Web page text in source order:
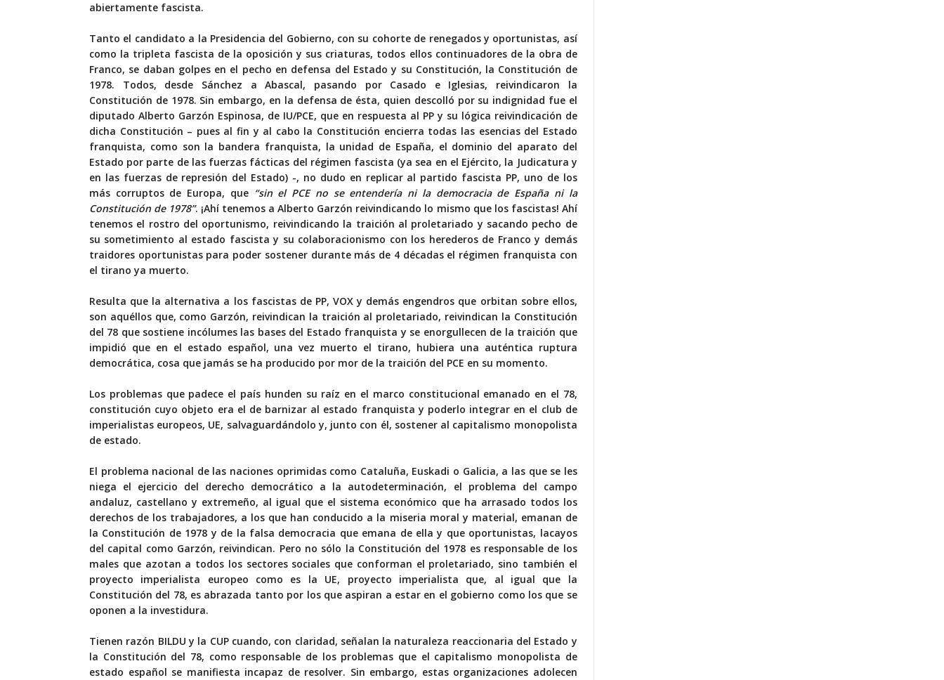
abiertamente fascista.
Tanto el candidato a la Presidencia del Gobierno, con su cohorte de renegados y oportunistas, así
como la tripleta fascista de la oposición y sus criaturas, todos ellos continuadores de la obra de
Franco, se daban golpes en el pecho en defensa del Estado y su Constitución, la Constitución de
1978. Todos, desde Sánchez a Abascal, pasando por Casado e Iglesias, reivindicaron la
Constitución de 1978. Sin embargo, en la defensa de ésta, quien descolló por su indignidad fue el
diputado Alberto Garzón Espinosa, de IU/PCE, que en respuesta al PP y su lógica reivindicación de
dicha Constitución – pues al fin y al cabo la Constitución encierra todas las esencias del Estado
franquista, como son la bandera franquista, la unidad de España, el dominio del aparato del
Estado por parte de las fuerzas fácticas del régimen fascista (ya sea en el Ejército, la Judicatura y
en las fuerzas de represión del Estado) -, no dudo en replicar al partido fascista PP, uno de los
más corruptos de Europa, que “sin el PCE no se entendería ni la democracia de España ni la
Constitución de 1978”. ¡Ahí tenemos a Alberto Garzón reivindicando lo mismo que los fascistas! Ahí
tenemos el rostro del oportunismo, reivindicando la traición al proletariado y sacando pecho de
su sometimiento al estado fascista y su colaboracionismo con los herederos de Franco y demás
traidores oportunistas para poder sostener durante más de 4 décadas el régimen franquista con
el tirano ya muerto.
Resulta que la alternativa a los fascistas de PP, VOX y demás engendros que orbitan sobre ellos,
son aquéllos que, como Garzón, reivindican la traición al proletariado, reivindican la Constitución
del 78 que sostiene incólumes las bases del Estado franquista y se enorgullecen de la traición que
impidió que en el estado español, una vez muerto el tirano, hubiera una auténtica ruptura
democrática, cosa que jamás se ha producido por mor de la traición del PCE en su momento.
Los problemas que padece el país hunden su raíz en el marco constitucional emanado en el 78,
constitución cuyo objeto era el de barnizar al estado franquista y poderlo integrar en el club de
imperialistas europeos, UE, salvaguardándolo y, junto con él, sostener al capitalismo monopolista
de estado.
El problema nacional de las naciones oprimidas como Cataluña, Euskadi o Galicia, a las que se les
niega el ejercicio del derecho democrático a la autodeterminación, el problema del campo
andaluz, castellano y extremeño, al igual que el sistema económico que ha arrasado todos los
derechos de los trabajadores, a los que han conducido a la miseria moral y material, emanan de
la Constitución de 1978 y de la falsa democracia que emana de ella y que oportunistas, lacayos
del capital como Garzón, reivindican. Pero no sólo la Constitución del 1978 es responsable de los
males que azotan a todos los sectores sociales que conforman el proletariado, sino también el
proyecto imperialista europeo como es la UE, proyecto imperialista que, al igual que la
Constitución del 78, es abrazada tanto por los que aspiran a estar en el gobierno como los que se
oponen a la investidura.
Tienen razón BILDU y la CUP cuando, con claridad, señalan la naturaleza reaccionaria del Estado y
la Constitución del 78, como responsable de los problemas que el capitalismo monopolista de
estado español se manifiesta incapaz de resolver. Sin embargo, estas organizaciones adolecen